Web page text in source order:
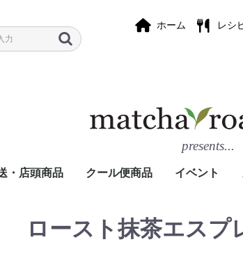
ホーム レシ
presents...
・店頭商品 クール便商品 イベント
ロースト抹茶エスプ